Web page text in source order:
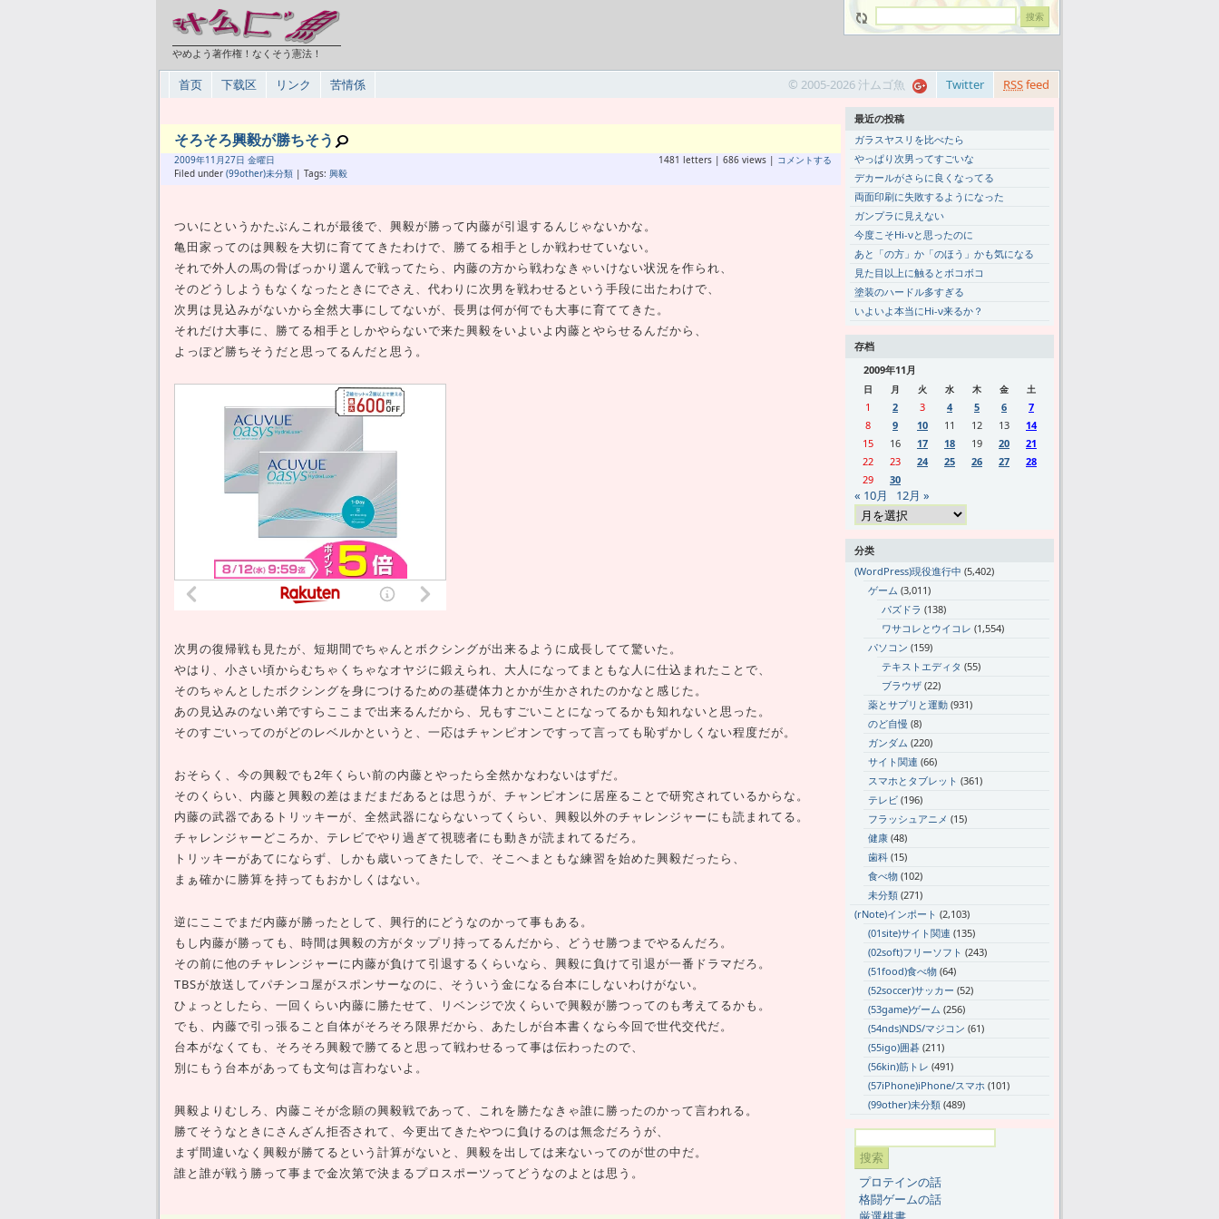
やめよう著作権！なくそう憲法！
首页 下载区 リンク 苦情係 RSSfeed
Twitter
© 2005-2026 汁ムゴ魚
そろそろ興毅が勝ちそう
2009年11月27日 金曜日
Filed under (99other)未分類 | Tags: 興毅
1481 letters | 686 views | コメントする
ついにというかたぶんこれが最後で、興毅が勝って内藤が引退するんじゃないかな。
亀田家ってのは興毅を大切に育ててきたわけで、勝てる相手としか戦わせていない。
それで外人の馬の骨ばっかり選んで戦ってたら、内藤の方から戦わなきゃいけない状況を作られ、
そのどうしようもなくなったときにでさえ、代わりに次男を戦わせるという手段に出たわけで、
次男は見込みがないから全然大事にしてないが、長男は何が何でも大事に育ててきた。
それだけ大事に、勝てる相手としかやらないで来た興毅をいよいよ内藤とやらせるんだから、
よっぽど勝ちそうだと思ってるんだと思う。
次男の復帰戦も見たが、短期間でちゃんとボクシングが出来るように成長してて驚いた。
やはり、小さい頃からむちゃくちゃなオヤジに鍛えられ、大人になってまともな人に仕込まれたことで、
そのちゃんとしたボクシングを身につけるための基礎体力とかが生かされたのかなと感じた。
あの見込みのない弟ですらここまで出来るんだから、兄もすごいことになってるかも知れないと思った。
そのすごいってのがどのレベルかというと、一応はチャンピオンですって言っても恥ずかしくない程度だが。
おそらく、今の興毅でも2年くらい前の内藤とやったら全然かなわないはずだ。
そのくらい、内藤と興毅の差はまだまだあるとは思うが、チャンピオンに居座ることで研究されているからな。
内藤の武器であるトリッキーが、全然武器にならないってくらい、興毅以外のチャレンジャーにも読まれてる。
チャレンジャーどころか、テレビでやり過ぎて視聴者にも動きが読まれてるだろ。
トリッキーがあてにならず、しかも歳いってきたしで、そこへまともな練習を始めた興毅だったら、
まぁ確かに勝算を持ってもおかしくはない。
逆にここでまだ内藤が勝ったとして、興行的にどうなのかって事もある。
もし内藤が勝っても、時間は興毅の方がタップリ持ってるんだから、どうせ勝つまでやるんだろ。
その前に他のチャレンジャーに内藤が負けて引退するくらいなら、興毅に負けて引退が一番ドラマだろ。
TBSが放送してパチンコ屋がスポンサーなのに、そういう金になる台本にしないわけがない。
ひょっとしたら、一回くらい内藤に勝たせて、リベンジで次くらいで興毅が勝つってのも考えてるかも。
でも、内藤で引っ張ること自体がそろそろ限界だから、あたしが台本書くなら今回で世代交代だ。
台本がなくても、そろそろ興毅で勝てると思って戦わせるって事は伝わったので、
別にもう台本があっても文句は言わないよ。
興毅よりむしろ、内藤こそが念願の興毅戦であって、これを勝たなきゃ誰に勝ったのかって言われる。
勝てそうなときにさんざん拒否されて、今更出てきたやつに負けるのは無念だろうが、
まず間違いなく興毅が勝てるという計算がないと、興毅を出しては来ないってのが世の中だ。
誰と誰が戦う勝って事まで金次第で決まるプロスポーツってどうなのよとは思う。
最近の投稿
ガラスヤスリを比べたら
やっぱり次男ってすごいな
デカールがさらに良くなってる
両面印刷に失敗するようになった
ガンプラに見えない
今度こそHi-νと思ったのに
あと「の方」か「のほう」かも気になる
見た目以上に触るとボコボコ
塗装のハードル多すぎる
いよいよ本当にHi-ν来るか？
存档
2009年11月
日 月 火 水 木 金 土
1 2 3 4 5 6
7
8
9 10 11 12 13
14
15
16 17 18 19 20
21
22
23 24 25 26 27
28
29
30
« 10月 12月 »
分类
(WordPress)現役進行中 (5,402)
ゲーム (3,011)
パズドラ (138)
ワサコレとウイコレ (1,554)
パソコン (159)
テキストエディタ (55)
ブラウザ (22)
薬とサプリと運動 (931)
のど自慢 (8)
ガンダム (220)
サイト関連 (66)
スマホとタブレット (361)
テレビ (196)
フラッシュアニメ (15)
健康 (48)
歯科 (15)
食べ物 (102)
未分類 (271)
(rNote)インポート (2,103)
(01site)サイト関連 (135)
(02soft)フリーソフト (243)
(51food)食べ物 (64)
(52soccer)サッカー (52)
(53game)ゲーム (256)
(54nds)NDS/マジコン (61)
(55igo)囲碁 (211)
(56kin)筋トレ (491)
(57iPhone)iPhone/スマホ (101)
(99other)未分類 (489)
プロテインの話
格闘ゲームの話